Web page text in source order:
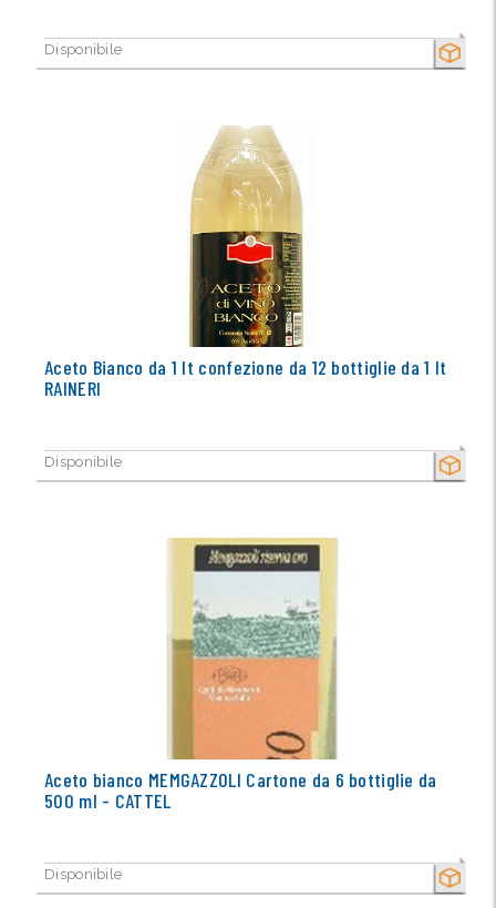
SECCO
Disponibile
SECCO
Aceto Bianco da 1 lt confezione da 12 bottiglie da 1 lt
RAINERI
Disponibile
SECCO
Aceto bianco MEMGAZZOLI Cartone da 6 bottiglie da
500 ml - CATTEL
Disponibile